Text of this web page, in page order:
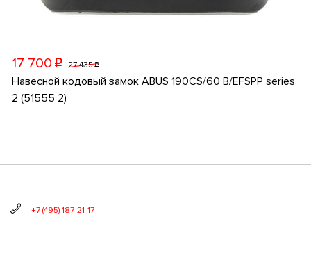
17 700 p 27 435p
Навесной кодовый замок ABUS 190CS/60 B/EFSPP series
2 (51555 2)
+7 (495) 187-21-17